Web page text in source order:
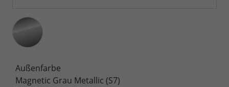
Außenfarbe
Magnetic Grau Metallic (S7)